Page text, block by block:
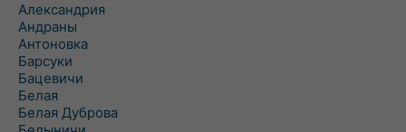
Александрия
Андраны
Антоновка
Барсуки
Бацевичи
Белая
Белая Дуброва